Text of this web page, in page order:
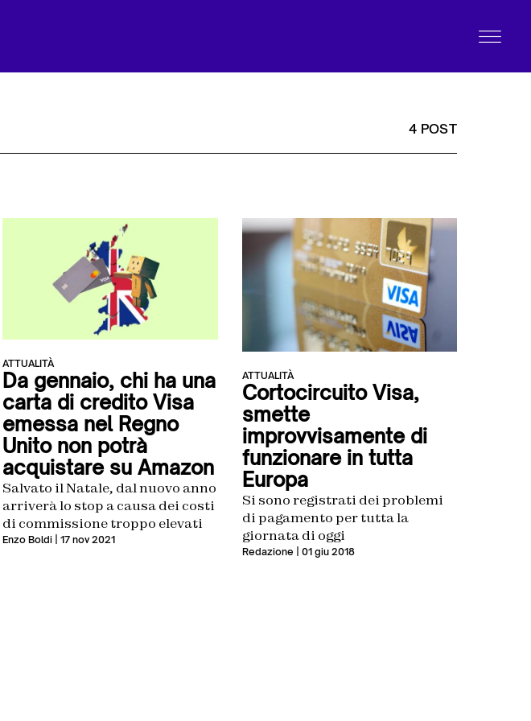
4 POST
ATTUALITÀ
Da gennaio, chi ha una
carta di credito Visa
emessa nel Regno
Unito non potrà
acquistare su Amazon
Salvato il Natale, dal nuovo anno
arriverà lo stop a causa dei costi
di commissione troppo elevati
Enzo Boldi | 17 nov 2021
ATTUALITÀ
Cortocircuito Visa,
smette
improvvisamente di
funzionare in tutta
Europa
Si sono registrati dei problemi
di pagamento per tutta la
giornata di oggi
Redazione | 01 giu 2018